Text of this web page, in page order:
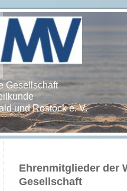
Gesellschaft
und Rostock e. V.
Ehrenmitglieder der
Gesellschaft